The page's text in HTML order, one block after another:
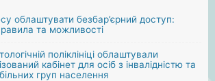
облаштувати безбар’єрний доступ:
та можливості
поліклініці облаштували
кабінет для осіб з інвалідністю та
груп населення